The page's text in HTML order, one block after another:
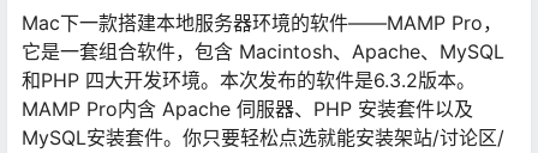
Mac下一款搭建本地服务器环境的软件——MAMP Pro，
它是一套组合软件，包含 Macintosh、Apache、MySQL
和PHP 四大开发环境。本次发布的软件是6.3.2版本。
MAMP Pro内含 Apache 伺服器、PHP 安装套件以及
MySQL安装套件。你只要轻松点选就能安装架站/讨论区/